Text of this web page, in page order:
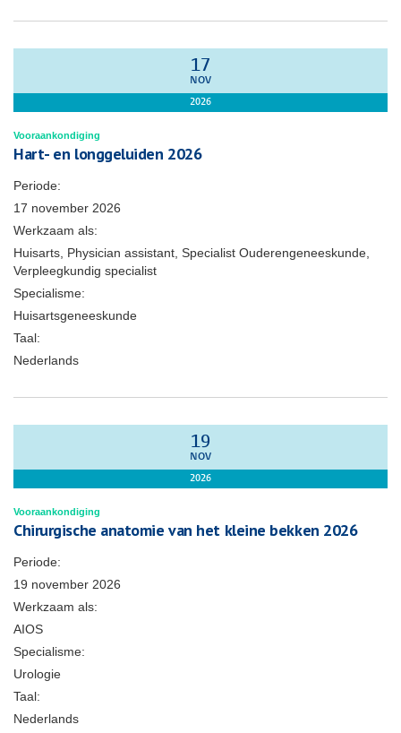
17
NOV
2026
Vooraankondiging
Hart- en longgeluiden 2026
Periode:
17 november 2026
Werkzaam als:
Huisarts, Physician assistant, Specialist Ouderengeneeskunde,
Verpleegkundig specialist
Specialisme:
Huisartsgeneeskunde
Taal:
Nederlands
19
NOV
2026
Vooraankondiging
Chirurgische anatomie van het kleine bekken 2026
Periode:
19 november 2026
Werkzaam als:
AIOS
Specialisme:
Urologie
Taal:
Nederlands